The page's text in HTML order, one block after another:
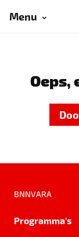
Menu
Oeps,
BNNVARA
Programma's